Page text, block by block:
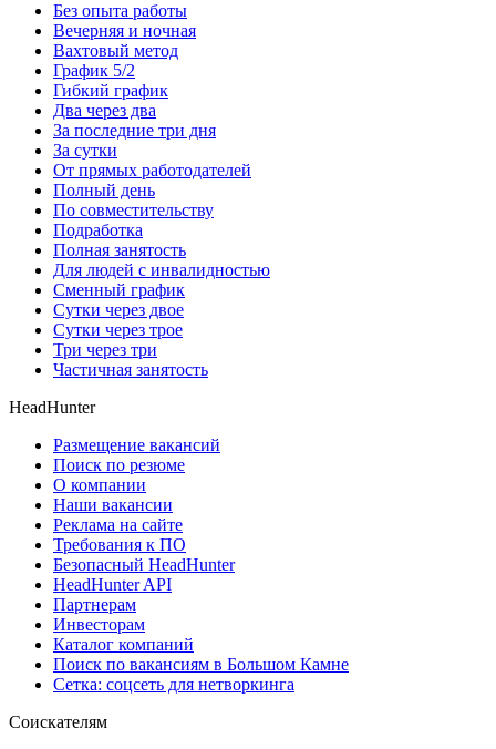
Без опыта работы
Вечерняя и ночная
Вахтовый метод
График 5/2
Гибкий график
Два через два
За последние три дня
За сутки
От прямых работодателей
Полный день
По совместительству
Подработка
Полная занятость
Для людей с инвалидностью
Сменный график
Сутки через двое
Сутки через трое
Три через три
Частичная занятость
HeadHunter
Размещение вакансий
Поиск по резюме
О компании
Наши вакансии
Реклама на сайте
Требования к ПО
Безопасный HeadHunter
HeadHunter API
Партнерам
Инвесторам
Каталог компаний
Поиск по вакансиям в Большом Камне
Сетка: соцсеть для нетворкинга
Соискателям